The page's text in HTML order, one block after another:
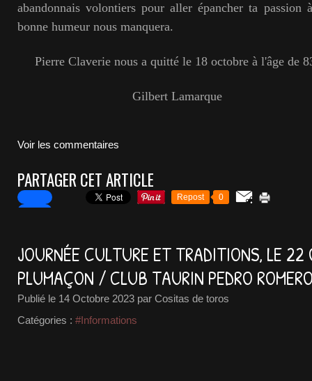
abandonnais volontiers pour aller épancher ta
bonne humeur nous manquera.
Pierre Claverie nous a quitté le 18 octobre à l'âge de
Gilbert Lamarque
Voir les commentaires
PARTAGER CET ARTICLE
Repost 0
JOURNÉE CULTURE ET TRADITIONS, LE
PLUMAÇON / CLUB TAURIN PEDRO
Publié le 14 Octobre 2023 par Cositas de toros
Catégories : #Informations